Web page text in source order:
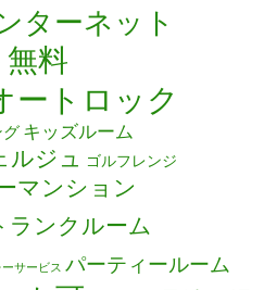
ターネット
料
ートロック
グ キッズルーム
ルジュ ゴルフレンジ
マンション
ランクルーム
サービス パーティールーム